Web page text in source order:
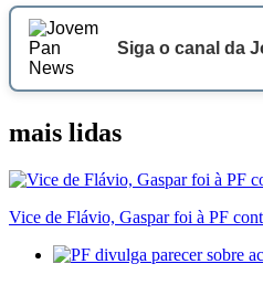
Siga o canal da
mais lidas
Vice de Flávio, Gaspar foi à PF